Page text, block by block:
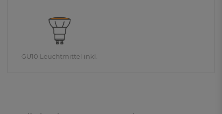
GU10 Leuchtmittel inkl.